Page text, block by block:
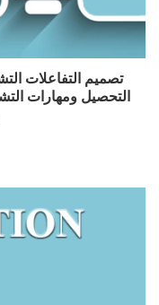
تصميم التفاعلات
التحصيل ومهارات